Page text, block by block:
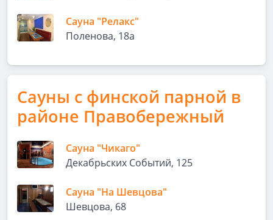
Сауна "Релакс"
Поленова, 18а
Сауны с финской парной в
районе Правобережный
Сауна "Чикаго"
Декабрьских Событий, 125
Сауна "На Шевцова"
Шевцова, 68